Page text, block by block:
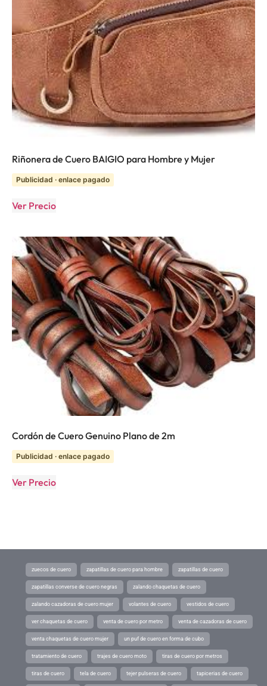
Riñonera de Cuero BAIGIO para Hombre y Mujer
Publicidad · enlace pagado
Ver Precio
Cordón de Cuero Genuino Plano de 2m
Publicidad · enlace pagado
Ver Precio
zuecos de cuero zapatillas de cuero para hombre zapatillas de cuero
zapatillas converse de cuero negras zalando chaquetas de cuero
zalando cazadoras de cuero mujer volantes de cuero vestidos de cuero
ver chaquetas de cuero venta de cuero por metro venta de cazadoras de cuero
venta chaquetas de cuero mujer un puf de cuero en forma de cubo
tratamiento de cuero trajes de cuero moto tiras de cuero por metros
tiras de cuero tela de cuero tejer pulseras de cuero tapicerias de cuero